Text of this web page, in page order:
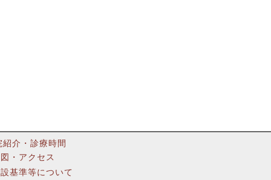
紹介・診療時間
・アクセス
基準等について